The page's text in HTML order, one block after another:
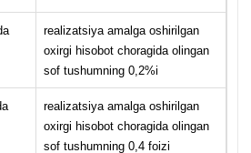
realizatsiya amalga oshirilgan
oхirgi hisobot choragida olingan
sof tushumning 0,2%i
realizatsiya amalga oshirilgan
oхirgi hisobot choragida olingan
sof tushumning 0,4 foizi